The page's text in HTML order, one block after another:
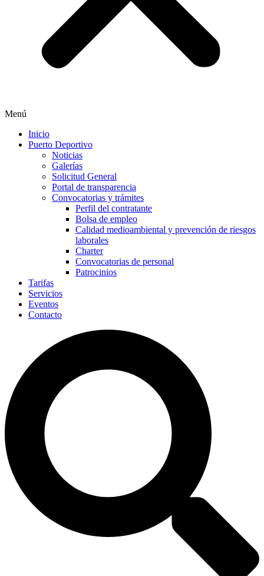
Menú
Inicio
Puerto Deportivo
Noticias
Galerías
Solicitud General
Portal de transparencia
Convocatorias y trámites
Perfil del contratante
Bolsa de empleo
Calidad medioambiental y prevención de riesgos
laborales
Charter
Convocatorias de personal
Patrocinios
Tarifas
Servicios
Eventos
Contacto